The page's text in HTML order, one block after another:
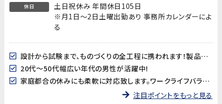
休日
土日祝休み 年間休日105日
※月1日～2日土曜出勤あり 事務所カレンダーによ
る
設計から試験まで、ものづくりの全工程に携われます！製品が完成した時の達成感は格別です♪
20代～50代幅広い年代の男性が活躍中!
家庭都合の休みにも柔軟に対応致します。ワークライフバランスを大切に♪
注目ポイントをもっと見る